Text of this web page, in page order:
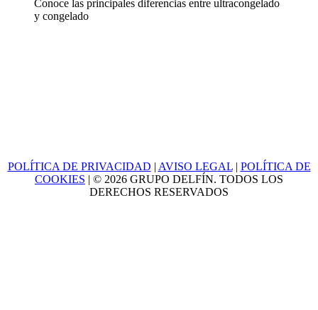
Conoce las principales diferencias entre ultracongelado
y congelado
POLÍTICA DE PRIVACIDAD | AVISO LEGAL| POLÍTICA DE
COOKIES | © 2026 GRUPO DELFÍN. TODOS LOS
DERECHOS RESERVADOS